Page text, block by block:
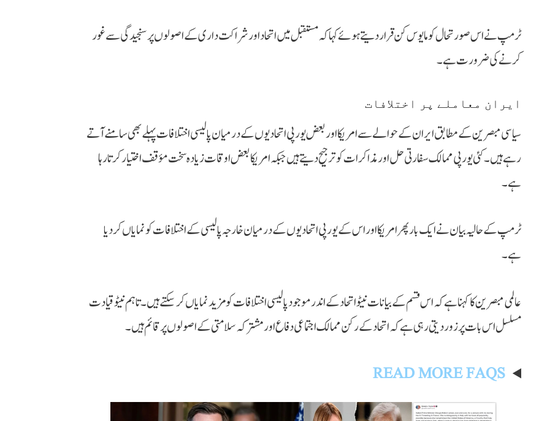
ٹرمپ نے اس صورتحال کو مایوس کن قرار دیتے ہوئے کہا کہ مستقبل میں اتحاد اور شراکت داری کے اصولوں پر سنجیدگی سے غور
کرنے کی ضرورت ہے۔
ایران معاملے پر اختلافات
سیاسی مبصرین کے مطابق ایران کے حوالے سے امریکا اور بعض یورپی اتحادیوں کے درمیان پالیسی اختلافات پہلے بھی سامنے آتے
رہے ہیں۔ کئی یورپی ممالک سفارتی حل اور مذاکرات کو ترجیح دیتے ہیں جبکہ امریکا بعض اوقات زیادہ سخت مؤقف اختیار کرتا رہا
ہے۔
ٹرمپ کے حالیہ بیان نے ایک بار پھر امریکا اور اس کے یورپی اتحادیوں کے درمیان خارجہ پالیسی کے اختلافات کو نمایاں کر دیا
ہے۔
عالمی مبصرین کا کہنا ہے کہ اس قسم کے بیانات نیٹو اتحاد کے اندر موجود پالیسی اختلافات کو مزید نمایاں کر سکتے ہیں۔ تاہم نیٹو قیادت
مسلسل اس بات پر زور دیتی رہی ہے کہ اتحاد کے رکن ممالک اجتماعی دفاع اور مشترکہ سلامتی کے اصولوں پر قائم ہیں۔
READ MORE FAQS